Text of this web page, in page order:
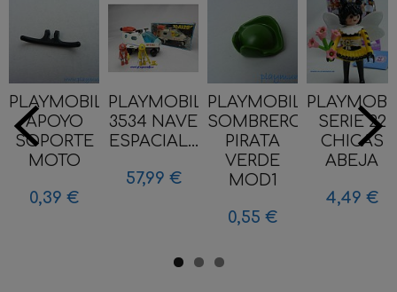
PLAYMOBIL
APOYO
SOPORTE
MOTO
0,39 €
PLAYMOBIL
3534 NAVE
ESPACIAL...
57,99 €
PLAYMOBIL
SOMBRERO
PIRATA
VERDE
MOD1
0,55 €
SERIE 22
CHICAS
ABEJA
4,49 €